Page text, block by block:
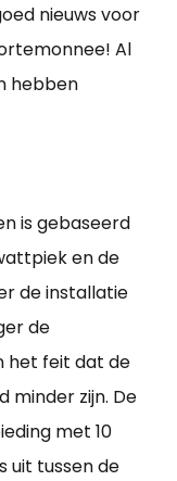
nieuws voor
Al
hebben
is gebaseerd
en de
de installatie
de
het feit dat de
minder zijn. De
met 10
uit tussen de